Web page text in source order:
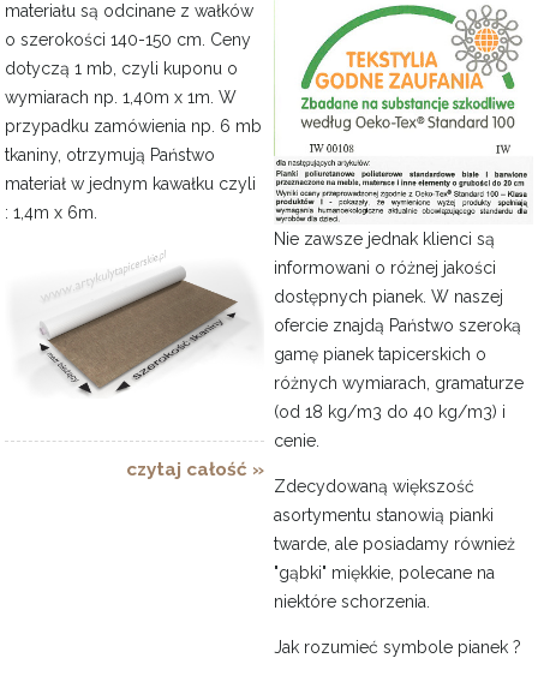
materiału są odcinane z wałków
o szerokości 140-150 cm. Ceny
dotyczą 1 mb, czyli kuponu o
wymiarach np. 1,40m x 1m. W
przypadku zamówienia np. 6 mb
tkaniny, otrzymują Państwo
materiał w jednym kawałku czyli
: 1,4m x 6m.
czytaj całość »
Nie zawsze jednak klienci są
informowani o różnej jakości
dostępnych pianek. W naszej
ofercie znajdą Państwo szeroką
gamę pianek tapicerskich o
różnych wymiarach, gramaturze
(od 18 kg/m3 do 40 kg/m3) i
cenie.
Zdecydowaną większość
asortymentu stanowią pianki
twarde, ale posiadamy również
"gąbki" miękkie, polecane na
niektóre schorzenia.
Jak rozumieć symbole pianek ?